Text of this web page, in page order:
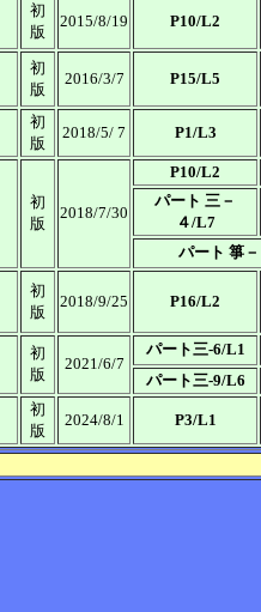
初
版
2015/8/19 P10/L2
初
版
2016/3/7 P15/L5
初
版
2018/5/ 7 P1/L3
初
版
2018/7/30
P10/L2
パート 三－
４/L7
パート 箏
初
版
2018/9/25 P16/L2
初
版
2021/6/7
パート三-6/L1
パート三-9/L6
初
版
2024/8/1 P3/L1